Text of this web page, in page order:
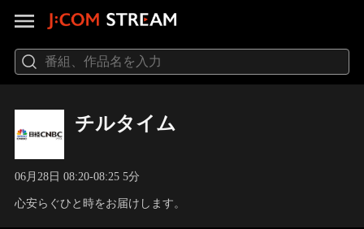
チルタイム
06月28日 08:20-08:25 5分
心安らぐひと時をお届けします。